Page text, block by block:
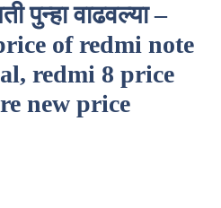
पुन्हा वाढवल्या –
of redmi note
redmi 8 price
new price